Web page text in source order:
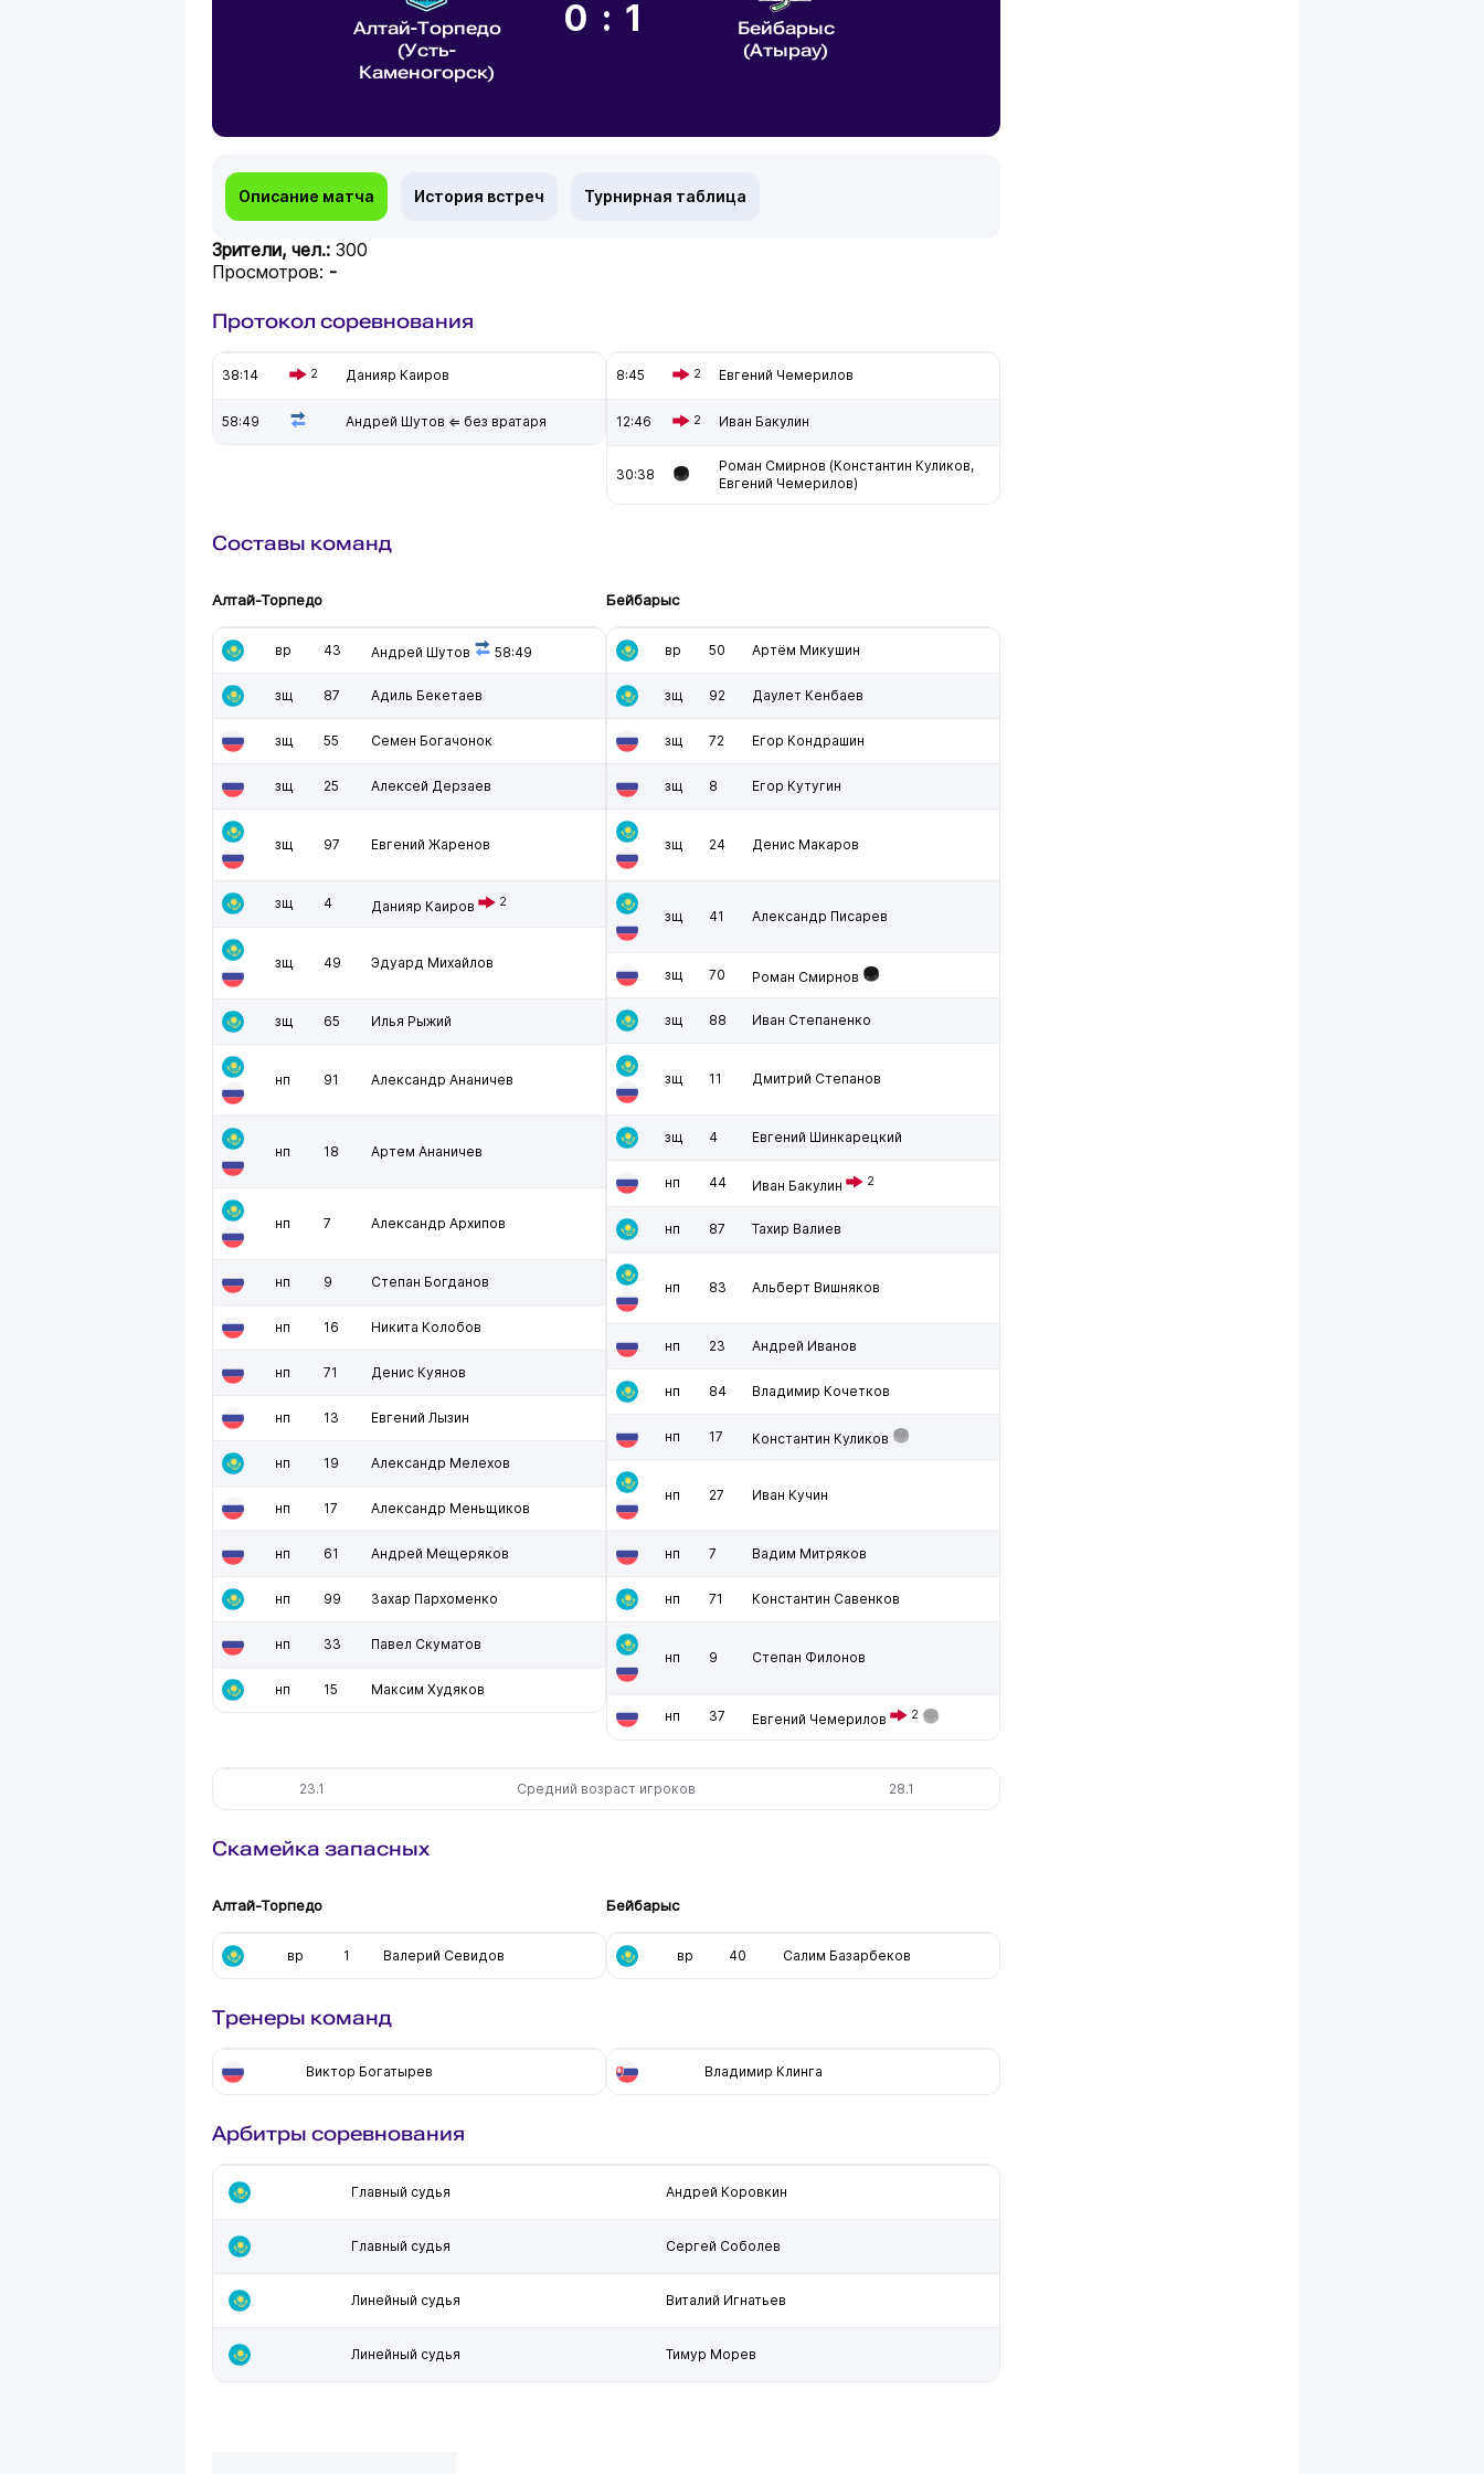
Алтай-Торпедо
(Усть-
Каменогорск)
0:1
Бейбарыс
(Атырау)
Описание матча История встреч Турнирная таблица
Зрители, чел.: 300
Просмотров: -
Протокол соревнования
38:14 2 Данияр Каиров
58:49 Андрей Шутов ⇐ без вратаря
8:45 2 Евгений Чемерилов
12:46 2 Иван Бакулин
30:38
Роман Смирнов (Константин Куликов,
Евгений Чемерилов)
Составы команд
Алтай-Торпедо
вр 43 Андрей Шутов 58:49
зщ 87 Адиль Бекетаев
зщ 55 Семен Богачонок
зщ 25 Алексей Дерзаев
зщ 97 Евгений Жаренов
зщ 4 Данияр Каиров 2
зщ 49 Эдуард Михайлов
зщ 65 Илья Рыжий
нп 91 Александр Ананичев
нп 18 Артем Ананичев
нп 7 Александр Архипов
нп 9 Степан Богданов
нп 16 Никита Колобов
нп 71 Денис Куянов
нп 13 Евгений Лызин
нп 19 Александр Мелехов
нп 17 Александр Меньщиков
нп 61 Андрей Мещеряков
нп 99 Захар Пархоменко
нп 33 Павел Скуматов
нп 15 Максим Худяков
Бейбарыс
вр 50 Артём Микушин
зщ 92 Даулет Кенбаев
зщ 72 Егор Кондрашин
зщ 8 Егор Кутугин
зщ 24 Денис Макаров
зщ 41 Александр Писарев
зщ 70 Роман Смирнов
зщ 88 Иван Степаненко
зщ 11 Дмитрий Степанов
зщ 4 Евгений Шинкарецкий
нп 44 Иван Бакулин 2
нп 87 Тахир Валиев
нп 83 Альберт Вишняков
нп 23 Андрей Иванов
нп 84 Владимир Кочетков
нп 17 Константин Куликов
нп 27 Иван Кучин
нп 7 Вадим Митряков
нп 71 Константин Савенков
нп 9 Степан Филонов
нп 37 Евгений Чемерилов 2
23.1 Средний возраст игроков 28.1
Скамейка запасных
Алтай-Торпедо
вр 1 Валерий Севидов
Бейбарыс
вр 40 Салим Базарбеков
Тренеры команд
Виктор Богатырев Владимир Клинга
Арбитры соревнования
Главный судья Андрей Коровкин
Главный судья Сергей Соболев
Линейный судья Виталий Игнатьев
Линейный судья Тимур Морев